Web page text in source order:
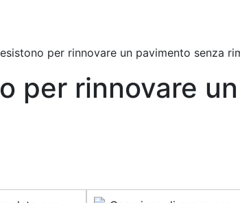
per rinnovare un pavimento senza
per rinnovare